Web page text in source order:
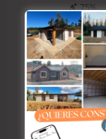
75%
1021 hPa
Hoy
10º / 2º
100%